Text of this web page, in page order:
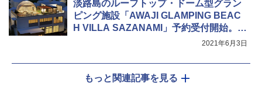
淡路島のルーフトップ・ドーム型グラン
ピング施設「AWAJI GLAMPING BEAC
H VILLA SAZANAMI」予約受付開始。8
2021年6月3日
もっと関連記事を見る